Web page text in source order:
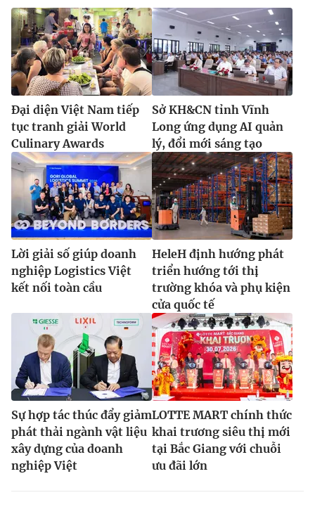
Đại diện Việt Nam tiếp
tục tranh giải World
Culinary Awards
Sở KH&CN tỉnh Vĩnh
Long ứng dụng AI quản
lý, đổi mới sáng tạo
Lời giải số giúp doanh
nghiệp Logistics Việt
kết nối toàn cầu
HeleH định hướng phát
triển hướng tới thị
trường khóa và phụ kiện
cửa quốc tế
Sự hợp tác thúc đẩy giảm
phát thải ngành vật liệu
xây dựng của doanh
nghiệp Việt
LOTTE MART chính thức
khai trương siêu thị mới
tại Bắc Giang với chuỗi
ưu đãi lớn